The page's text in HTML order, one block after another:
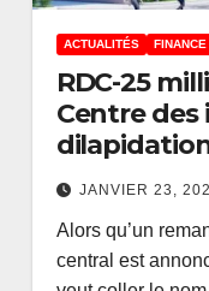
ACTUALITÉS FINANCE
RDC-25
Centre
…du «
« Ngelingeli
JANVIER 23,
Alors qu’un
central est
à